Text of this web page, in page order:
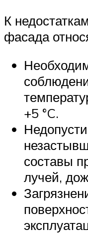
К
фасада
+5 °C.
составы
лучей,